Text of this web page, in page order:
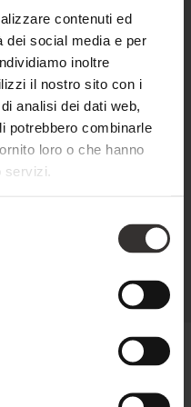
contenuti ed
dei social media e per
inoltre
il nostro sito con i
analisi dei dati web,
potrebbero combinarle
loro o che hanno